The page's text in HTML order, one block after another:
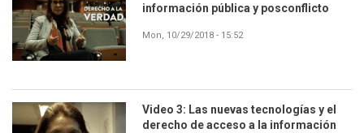
información pública y posconflicto
Mon, 10/29/2018 - 15:52
Video 3: Las nuevas tecnologías y el
derecho de acceso a la información